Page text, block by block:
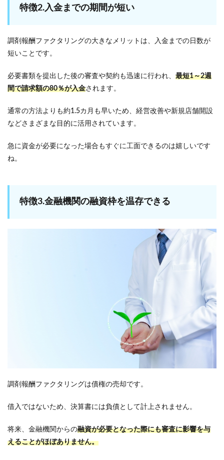
特徴2.入金までの期間が短い
調剤報酬ファクタリングの大きなメリットは、入金までの日数が
短いことです。
必要書類を提出した後の審査や契約も迅速に行われ、 最短1～2週
間で請求額の80％が入金されます。
通常の方法よりも約1.5カ月も早いため、経営改善や新規店舗開設
などさまざまな目的に活用されています。
急に資金が必要になった場合もすぐに工面できるのは嬉しいです
ね。
特徴3.金融機関の融資枠を温存できる
調剤報酬ファクタリングは債権の売却です。
借入ではないため、決算書には負債として計上されません。
将来、金融機関からの融資が必要となった際にも審査に影響を与
えることがほぼありません。